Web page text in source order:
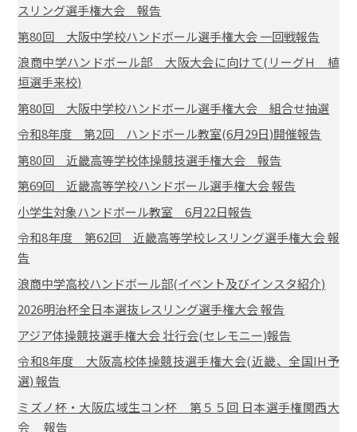
スリング選手権大会 報告
第80回 大阪中学校ハンドボール選手権大会 一回戦報告
浪商中学ハンドボール部 大阪大会に向けて(リーグH 植
垣選手来校)
第80回 大阪中学校ハンドボール選手権大会 組合せ抽選
令和8年度 第2回 ハンドボール教室(6月29日)開催報告
第80回 近畿高等学校体操競技選手権大会 報告
第69回 近畿高等学校ハンドボール選手権大会 報告
小学生対象ハンドボール教室 6月22日報告
令和8年度 第62回 近畿高等学校レスリング選手権大会 報
告
浪商中学高校ハンドボール部(イベント及びインスタ紹介)
2026明治杯全日本選抜レスリング選手権大会 報告
アジア体操競技選手権大会 壮行会(セレモニー)報告
令和8年度 大阪高校体操競技選手権大会(近畿、全国IH予
選) 報告
ミズノ杯・大阪広域生コン杯 第５５回 日本選手権関西大
会 報告